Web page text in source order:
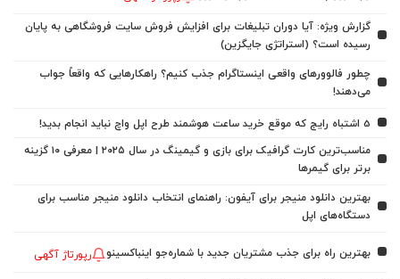
گزارش ویژه: آیا دوران تبلیغات برای افزایش فروش سایت فروشگاهی به پایان
رسیده است؟ (استراتژی جایگزین)
چطور فالوورهای واقعی اینستاگرام جذب کنیم؟ راهکارهایی که واقعاً جواب
می‌دهند!
5 اشتباه رایج که موقع خرید ساعت هوشمند طرح اپل واچ نباید انجام بدید!
مناسب‌ترین کارت گرافیک برای بازی و گیمینگ در سال ۲۰۲۵ | معرفی ۱۰ گزینه
برتر برای گیمرها
بهترین دانلود منیجر برای آیفون: راهنمای انتخاب دانلود منیجر مناسب برای
دستگاه‌های اپل
بهترین راه برای جذب مشتریان جدید با شماره‌جو اینباکسینو رپورتاژ آگهی